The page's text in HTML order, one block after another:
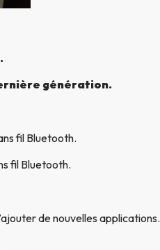
génération.
fil Bluetooth.
fil Bluetooth.
de nouvelles applications.